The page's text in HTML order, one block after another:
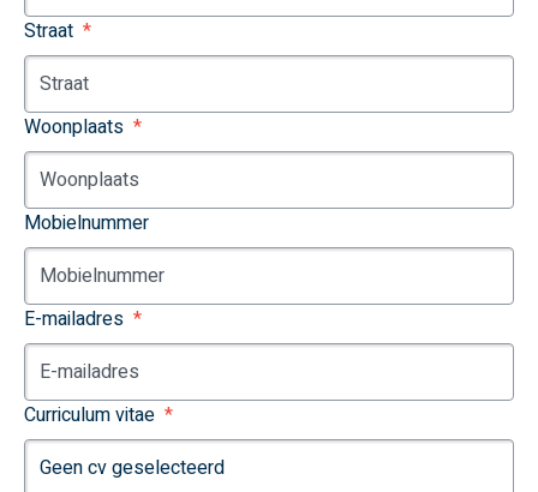
Straat
Woonplaats
Mobielnummer
E-mailadres
Curriculum vitae
Geen cv geselecteerd